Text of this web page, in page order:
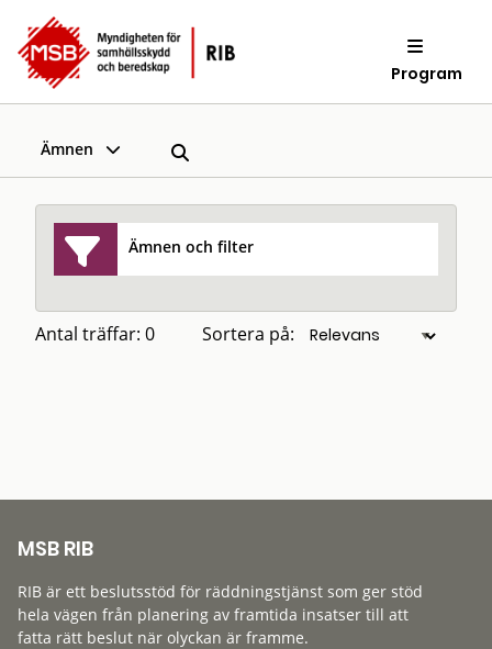
Program
Ämnen
Ämnen och filter
Antal träffar: 0 Sortera på:
MSB RIB
RIB är ett beslutsstöd för räddningstjänst som ger stöd
hela vägen från planering av framtida insatser till att
fatta rätt beslut när olyckan är framme.